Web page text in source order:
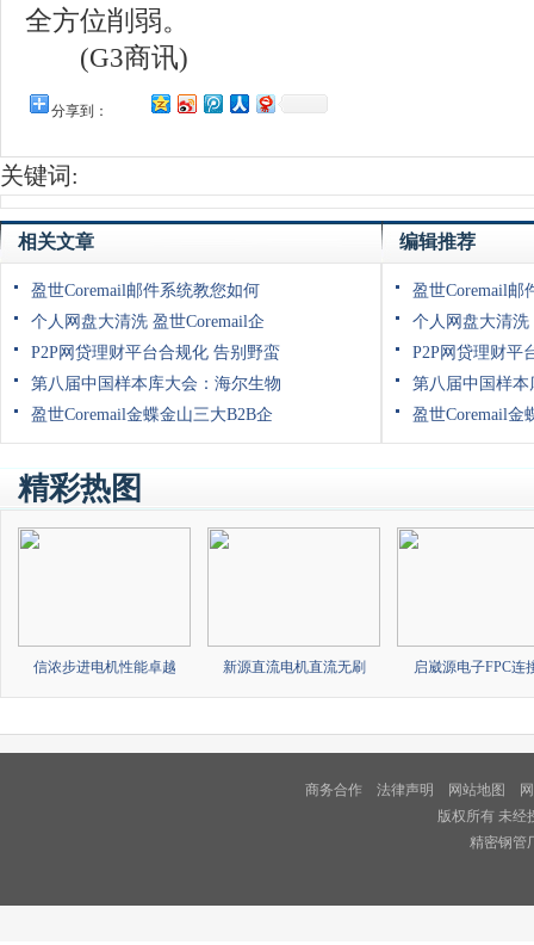
全方位削弱。
(G3商讯)
分享到：
关键词:
相关文章
盈世Coremail邮件系统教您如何
个人网盘大清洗 盈世Coremail企
P2P网贷理财平台合规化 告别野蛮
第八届中国样本库大会：海尔生物
盈世Coremail金蝶金山三大B2B企
编辑推荐
盈世Coremail邮
个人网盘大清洗
P2P网贷理财平
第八届中国样
盈世Coremail金
精彩热图
信浓步进电机性能卓越 新源直流电机直流无刷 启崴源电子FPC连
商务合作 法律声明 网站地图
版权所有 未经
精密钢管